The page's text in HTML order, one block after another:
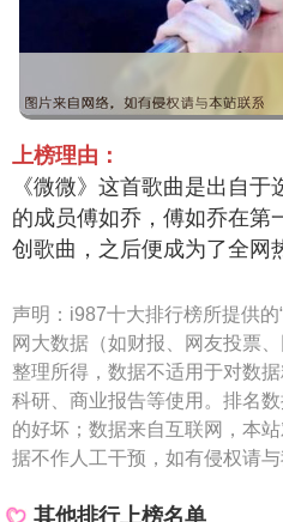
上榜理由：
《微微》这首歌曲是出自
的成员傅如乔，傅如乔在第
创歌曲，之后便成为了全网
声明： i987十大排行榜所提供的
网大数据（如财报、网友投票
整理所得，数据不适用于对数
科研、商业报告等使用。排名
的好坏；数据来自互联网，本
据不作人工干预，如有侵权请与
其他排行上榜名单